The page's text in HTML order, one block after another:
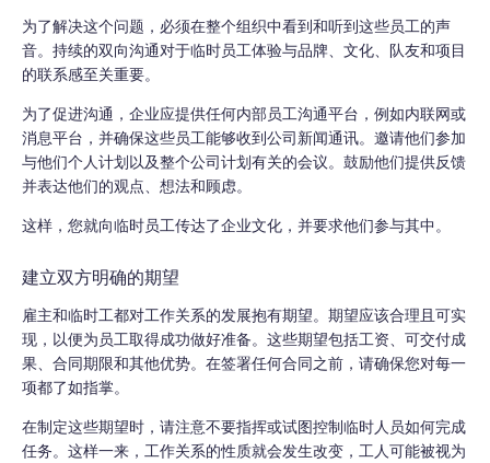
为了解决这个问题，必须在整个组织中看到和听到这些员工的声
音。持续的双向沟通对于临时员工体验与品牌、文化、队友和项目
的联系感至关重要。
为了促进沟通，企业应提供任何内部员工沟通平台，例如内联网或
消息平台，并确保这些员工能够收到公司新闻通讯。邀请他们参加
与他们个人计划以及整个公司计划有关的会议。鼓励他们提供反馈
并表达他们的观点、想法和顾虑。
这样，您就向临时员工传达了企业文化，并要求他们参与其中。
建立双方明确的期望
雇主和临时工都对工作关系的发展抱有期望。期望应该合理且可实
现，以便为员工取得成功做好准备。这些期望包括工资、可交付成
果、合同期限和其他优势。在签署任何合同之前，请确保您对每一
项都了如指掌。
在制定这些期望时，请注意不要指挥或试图控制临时人员如何完成
任务。这样一来，工作关系的性质就会发生改变，工人可能被视为